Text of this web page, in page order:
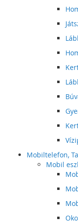
Mobiltelefon,
Mobil